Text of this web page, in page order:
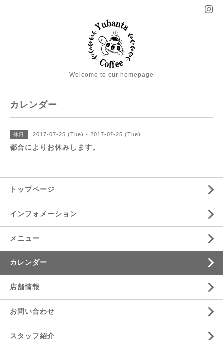
Welcome to our homepage
カレンダー
休日 2017-07-25 (Tue) - 2017-07-25 (Tue)
都合によりお休みします。
トップページ
インフォメーション
メニュー
カレンダー
店舗情報
お問い合わせ
スタッフ紹介